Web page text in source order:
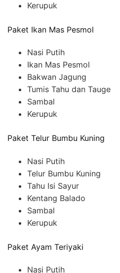
Kerupuk
Paket Ikan Mas Pesmol
Nasi Putih
Ikan Mas Pesmol
Bakwan Jagung
Tumis Tahu dan Tauge
Sambal
Kerupuk
Paket Telur Bumbu Kuning
Nasi Putih
Telur Bumbu Kuning
Tahu Isi Sayur
Kentang Balado
Sambal
Kerupuk
Paket Ayam Teriyaki
Nasi Putih